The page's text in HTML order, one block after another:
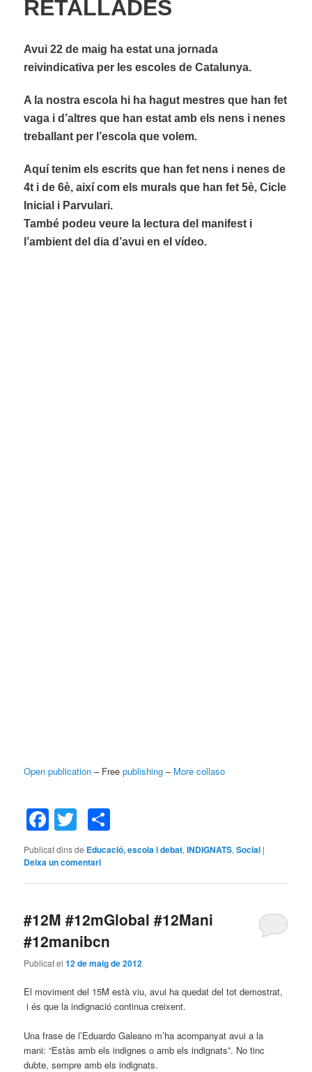
RETALLADES
Avui 22 de maig ha estat una jornada
reivindicativa per les escoles de Catalunya.
A la nostra escola hi ha hagut mestres que han fet
vaga i d’altres que han estat amb els nens i nenes
treballant per l’escola que volem.
Aquí tenim els escrits que han fet nens i nenes de
4t i de 6è, així com els murals que han fet 5è, Cicle
Inicial i Parvulari.
També podeu veure la lectura del manifest i
l’ambient del dia d’avui en el vídeo.
Open publication – Freepublishing – More collaso
Facebook
Twitter
Publicat dins de Educació, escola i debat,INDIGNATS,Social |
Deixa un comentari
#12M #12mGlobal #12Mani
#12manibcn
Publicat el12 de maig de 2012
El moviment del 15M està viu, avui ha quedat del tot demostrat,
i és que la indignació continua creixent.
Una frase de l’Eduardo Galeano m’ha acompanyat avui a la
mani: “Estàs amb els indignes o amb els indignats”. No tinc
dubte, sempre amb els indignats.